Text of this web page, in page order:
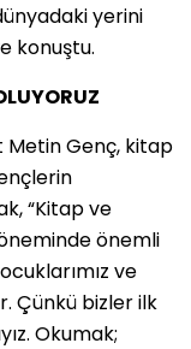
yerini
konuştu.
Metin Genç, kitap
“Kitap ve
önemli
ve
Çünkü bizler ilk
Okumak;